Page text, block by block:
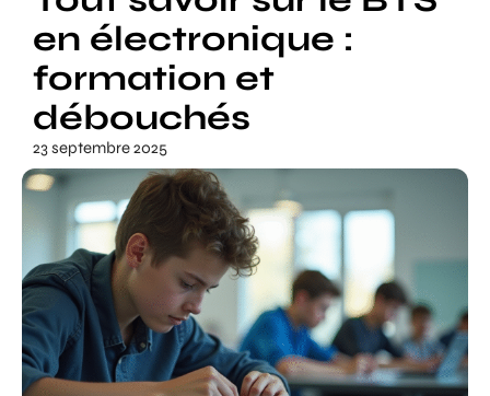
en électronique :
formation et
débouchés
23 septembre 2025